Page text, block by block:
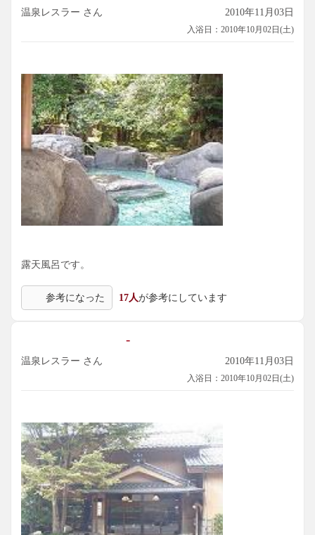
べき姿です。囲まれており遠くを見渡せるわけではありませ
んが、古木と苔むした巨石を眺めつつ、貸切状態でまったり
空いていれば、予約無しで無料で入れます。棚に籐籠が並ぶ
脱衣場には、貸し小タオルはありますが、ドライヤー無し。
階段を下りた地下に浴室があり、左側に1人分のシャワー付カ
ランがある洗い場。アメニティもあります。
右側に3人サイズのタイル張り石枠内湯があり、こちらも湯温
は41℃位。先程の「宝樹の湯」と同じ源泉ですが、こちらは
加温あり・かけ流しです。壁の岩を島根県に見立てて配置し
ているところは、遊び心もあって楽しめました。
価も５点でしょう。一度泊まって、食事も是非味わってみた
主な成分: ﾘﾁｳﾑｲｵﾝ0.2mg、ﾅﾄﾘｳﾑｲｵﾝ228mg、ﾏｸﾞﾈｼｳﾑｲｵﾝ0.5m
mg、成分総計0.89g
温泉レスラー さん 2010年11月03日
入浴日：2010年10月02日(土)
露天風呂です。
参考になった 17人が参考にしています
-
温泉レスラー さん 2010年11月03日
入浴日：2010年10月02日(土)